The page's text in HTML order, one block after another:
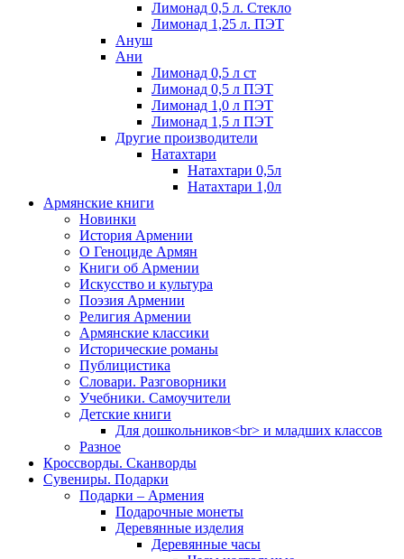
Лимонад 0,5 л. Стекло
Лимонад 1,25 л. ПЭТ
Ануш
Ани
Лимонад 0,5 л ст
Лимонад 0,5 л ПЭТ
Лимонад 1,0 л ПЭТ
Лимонад 1,5 л ПЭТ
Другие производители
Натахтари
Натахтари 0,5л
Натахтари 1,0л
Армянские книги
Новинки
История Армении
О Геноциде Армян
Книги об Армении
Иcкусство и культура
Поэзия Армении
Религия Армении
Армянские классики
Исторические романы
Публицистика
Словари. Разговорники
Учебники. Самоучители
Детские книги
Для дошкольников<br> и младших классов
Разное
Кроссворды. Сканворды
Сувениры. Подарки
Подарки – Армения
Подарочные монеты
Деревянные изделия
Деревянные часы